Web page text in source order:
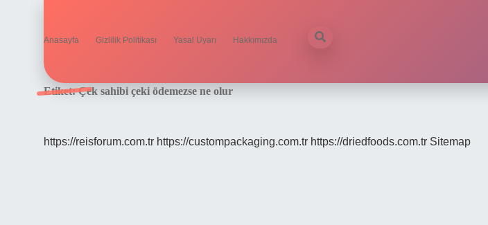
Anasayfa Gizlilik Politikası Yasal Uyarı Hakkımızda
Etiket:Çek sahibi çeki ödemezse ne olur
https://reisforum.com.tr https://custompackaging.com.tr https://driedfoods.com.tr Sitemap